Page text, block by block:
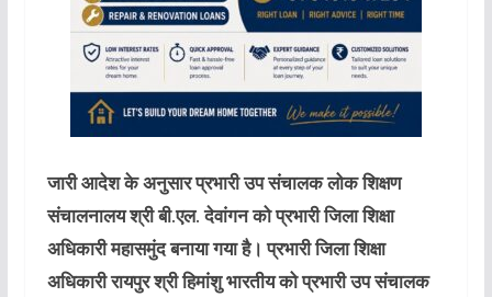
जारी आदेश के अनुसार प्रभारी उप संचालक लोक शिक्षण
संचालनालय श्री बी.एल. देवांगन को प्रभारी जिला शिक्षा
अधिकारी महासमुंद बनाया गया है। प्रभारी जिला शिक्षा
अधिकारी रायपुर श्री हिमांशु भारतीय को प्रभारी उप संचालक